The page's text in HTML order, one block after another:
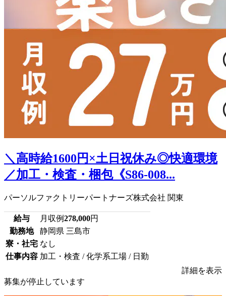
＼高時給1600円×土日祝休み◎快適環境
／加工・検査・梱包《S86-008...
パーソルファクトリーパートナーズ株式会社 関東
給与 月収例278,000円
勤務地
静岡県 三島市
寮・社宅 なし
仕事内容 加工・検査 / 化学系工場 / 日勤
詳細を表示
募集が停止しています